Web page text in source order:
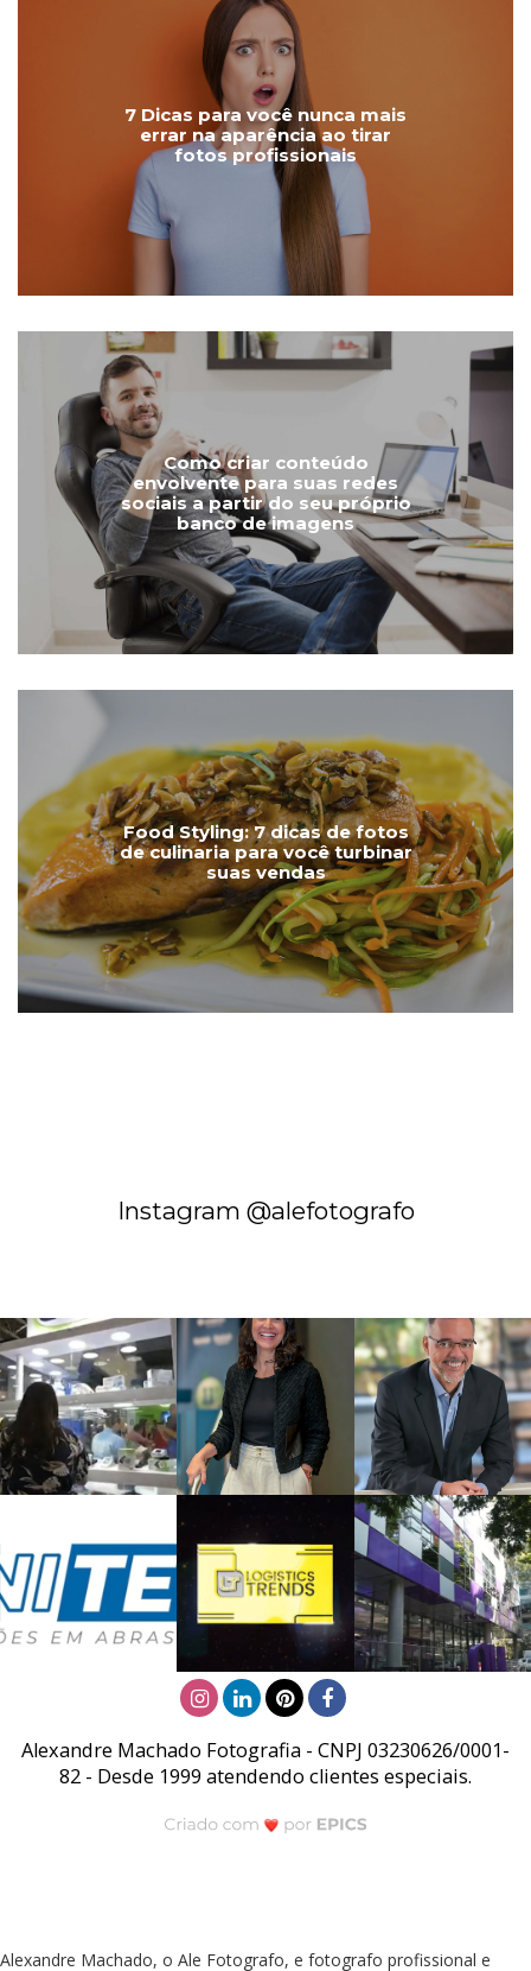
7 Dicas para você nunca mais
errar na aparência ao tirar
fotos profissionais
Como criar conteúdo
envolvente para suas redes
sociais a partir do seu próprio
banco de imagens
Food Styling: 7 dicas de fotos
de culinaria para você turbinar
suas vendas
Instagram @alefotografo
Alexandre Machado Fotografia - CNPJ 03230626/0001-
82 - Desde 1999 atendendo clientes especiais.
Alexandre Machado, o Ale Fotografo, e fotografo profissional e